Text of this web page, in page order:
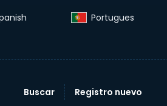
Portugues‎
Buscar Registro nuevo